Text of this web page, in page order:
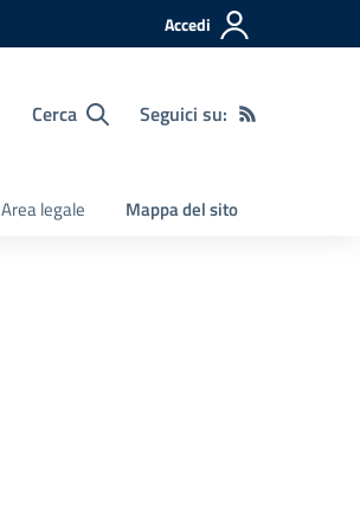
Accedi
Cerca Seguici su:
Area legale Mappa del sito